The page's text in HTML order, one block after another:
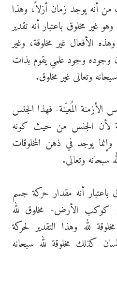
أنه يوجد زمان أزلاً، وهذا
غير مخلوق باعتبار أنه تقدير
الأفعال غير مخلوقة، وغير
وجوده وجود علمي يقوم بذات
وتعالى غير مخلوق.
المُعيّنة- فهذا الجنس
لأن الجنس من حيث كونه
يوجد في ذهن المخلوقات
سبحانه وتعالى.
باعتبار أنه مقدار حركة جسم
كوكب الأرض- مخلوق لله
لله وهذا التقدير لحركة
كذلك مخلوقة لله سبحانه